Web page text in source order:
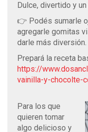
Dulce, divertido y
👉 Podés sumarle
agregarle gomitas
darle más diversión.
Prepará la receta
https://
vainilla-y-chocolte-
Para los que
quieren tomar
algo delicioso y